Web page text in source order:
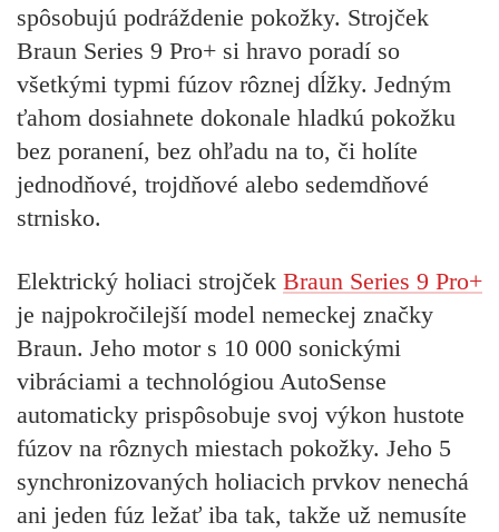
spôsobujú podráždenie pokožky. Strojček
Braun Series 9 Pro+ si hravo poradí so
všetkými typmi fúzov rôznej dĺžky. Jedným
ťahom dosiahnete dokonale hladkú pokožku
bez poranení, bez ohľadu na to, či holíte
jednodňové, trojdňové alebo sedemdňové
strnisko.
Elektrický holiaci strojček Braun Series 9 Pro+
je najpokročilejší model nemeckej značky
Braun. Jeho motor s 10 000 sonickými
vibráciami a technológiou AutoSense
automaticky prispôsobuje svoj výkon hustote
fúzov na rôznych miestach pokožky. Jeho 5
synchronizovaných holiacich prvkov nenechá
ani jeden fúz ležať iba tak, takže už nemusíte